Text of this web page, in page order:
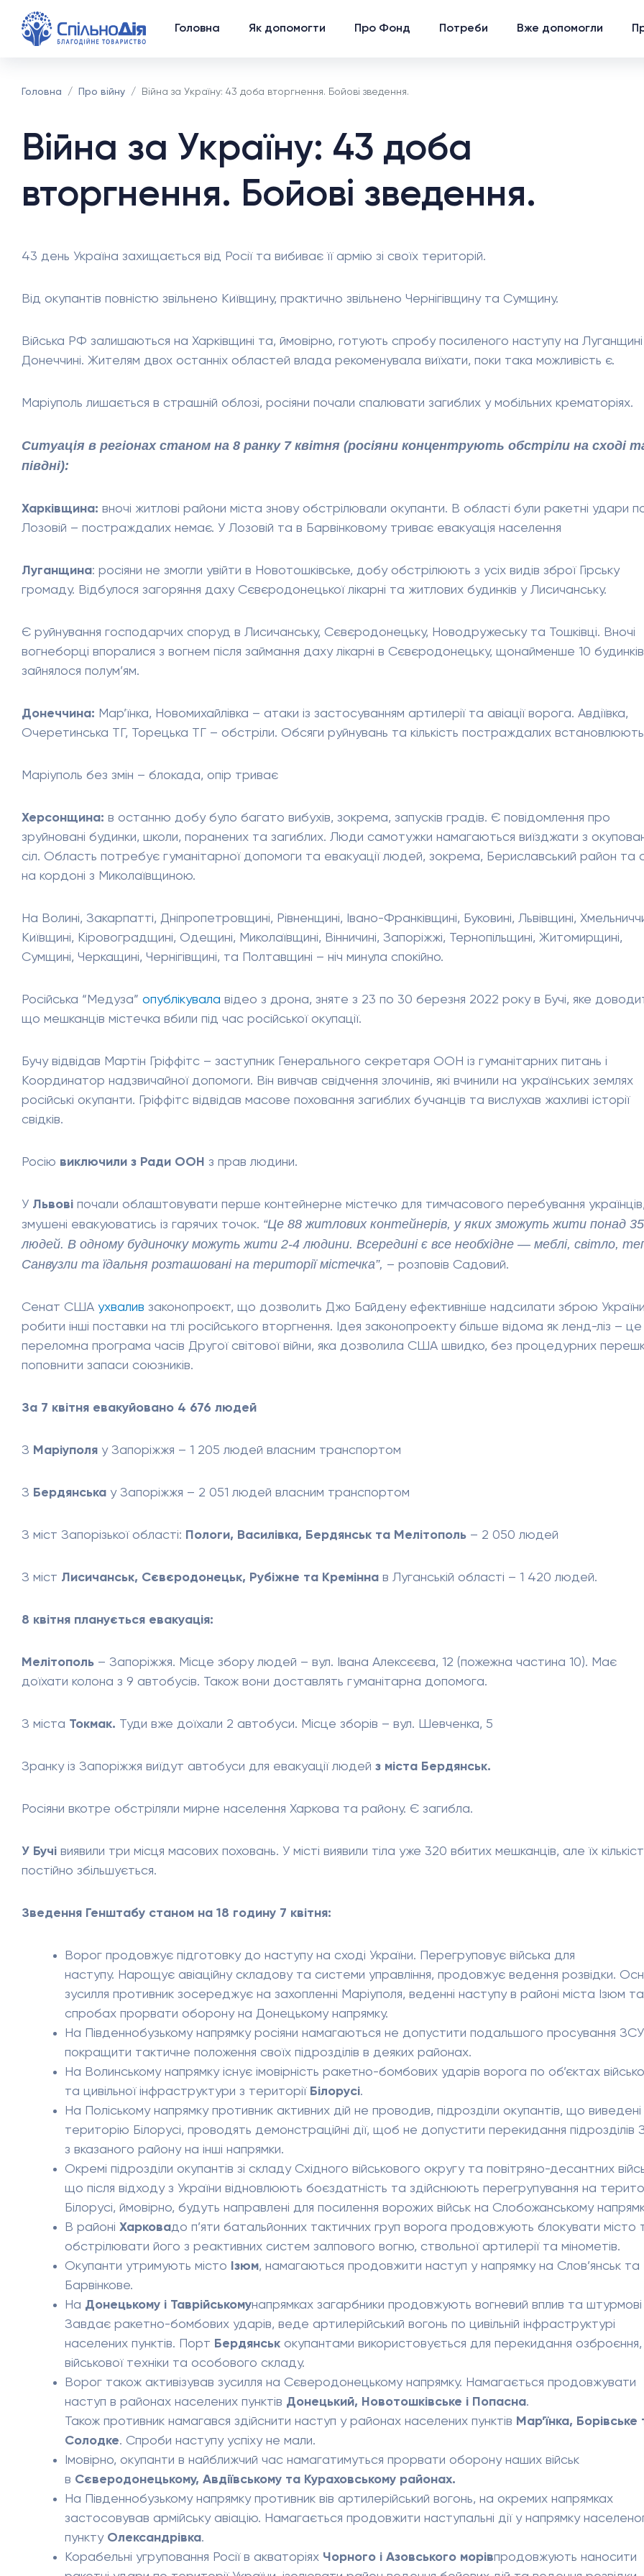
Головна Як допомогти Про Фонд Потреби Вже допомогли
Головна Про війну Війна за Україну: 43 доба вторгнення. Бойові зведення.
Війна за Україну: 43 доба
вторгнення. Бойові зведення.
43 день Україна захищається від Росії та вибиває її армію зі своїх територій.
Від окупантів повністю звільнено Київщину, практично звільнено Чернігівщину та Сумщину.
Війська РФ залишаються на Харківщині та, ймовірно, готують спробу посиленого наступу на
Донеччині. Жителям двох останніх областей влада рекоменувала виїхати, поки така можливість є.
Маріуполь лишається в страшній облозі, росіяни почали спалювати загиблих у мобільних крематоріях.
Ситуація в регіонах станом на 8 ранку 7 квітня (росіяни концентрують обстріли на сході
півдні):
Харківщина: вночі житлові райони міста знову обстрілювали окупанти. В області були ракетні удари
Лозовій – постраждалих немає. У Лозовій та в Барвінковому триває евакуація населення
Луганщина: росіяни не змогли увійти в Новотошківське, добу обстрілюють з усіх видів зброї Гірську
громаду. Відбулося загоряння даху Сєвєродонецької лікарні та житлових будинків у Лисичанську.
Є руйнування господарчих споруд в Лисичанську, Сєвєродонецьку, Новодружеську та Тошківці. Вночі
вогнеборці впоралися з вогнем після займання даху лікарні в Сєвєродонецьку, щонайменше 10 будинків
зайнялося полум’ям.
Донеччина: Мар’їнка, Новомихайлівка – атаки із застосуванням артилерії та авіації ворога. Авдіївка,
Очеретинська ТГ, Торецька ТГ – обстріли. Обсяги руйнувань та кількість постраждалих
Маріуполь без змін – блокада, опір триває
Херсонщина: в останню добу було багато вибухів, зокрема, запусків градів. Є повідомлення про
зруйновані будинки, школи, поранених та загиблих. Люди самотужки намагаються виїзджати з
сіл. Область потребує гуманітарної допомоги та евакуації людей, зокрема, Бериславський район та
на кордоні з Миколаївщиною.
На Волині, Закарпатті, Дніпропетровщині, Рівненщині, Івано-Франківщині, Буковині, Львівщині,
Київщині, Кіровоградщині, Одещині, Миколаївщині, Вінничині, Запоріжжі, Тернопільщині, Житомирщині,
Сумщині, Черкащині, Чернігівщині, та Полтавщині – ніч минула спокійно.
Російська “Медуза” опублікувала відео з дрона, зняте з 23 по 30 березня 2022 року в Бучі, яке
що мешканців містечка вбили під час російської окупації.
Бучу відвідав Мартін Гріффітс – заступник Генерального секретаря ООН із гуманітарних питань і
Координатор надзвичайної допомоги. Він вивчав свідчення злочинів, які вчинили на українських землях
російські окупанти. Гріффітс відвідав масове поховання загиблих бучанців та вислухав жахливі історії
свідків.
Росію виключили з Ради ООН з прав людини.
У Львові почали облаштовувати перше контейнерне містечко для тимчасового перебування українців,
змушені евакуюватись із гарячих точок. “Це 88 житлових контейнерів, у яких зможуть жити понад
людей. В одному будиночку можуть жити 2-4 людини. Всередині є все необхідне — меблі, світло,
Санвузли та їдальня розташовані на території містечка”, – розповів Садовий.
Сенат США ухвалив законопроєкт, що дозволить Джо Байдену ефективніше надсилати зброю
робити інші поставки на тлі російського вторгнення. Ідея законопроекту більше відома як ленд-ліз – це
переломна програма часів Другої світової війни, яка дозволила США швидко, без процедурних
поповнити запаси союзників.
За 7 квітня евакуйовано 4 676 людей
З Маріуполя у Запоріжжя – 1 205 людей власним транспортом
З Бердянська у Запоріжжя – 2 051 людей власним транспортом
З міст Запорізької області: Пологи, Василівка, Бердянськ та Мелітополь – 2 050 людей
З міст Лисичанськ, Сєвєродонецьк, Рубіжне та Кремінна в Луганській області – 1 420 людей.
8 квітня планується евакуація:
Мелітополь – Запоріжжя. Місце збору людей – вул. Івана Алексєєва, 12 (пожежна частина 10). Має
доїхати колона з 9 автобусів. Також вони доставлять гуманітарна допомога.
З міста Токмак. Туди вже доїхали 2 автобуси. Місце зборів – вул. Шевченка, 5
Зранку із Запоріжжя виїдут автобуси для евакуації людей з міста Бердянськ.
Росіяни вкотре обстріляли мирне населення Харкова та району. Є загибла.
У Бучі виявили три місця масових поховань. У місті виявили тіла уже 320 вбитих мешканців, але їх
постійно збільшується.
Зведення Генштабу станом на 18 годину 7 квітня:
Ворог продовжує підготовку до наступу на сході України. Перегруповує війська для
наступу. Нарощує авіаційну складову та системи управління, продовжує ведення розвідки.
зусилля противник зосереджує на захопленні Маріуполя, веденні наступу в районі міста Ізюм та
спробах прорвати оборону на Донецькому напрямку.
На Південнобузькому напрямку росіяни намагаються не допустити подальшого просування
покращити тактичне положення своїх підрозділів в деяких районах.
На Волинському напрямку існує імовірність ракетно-бомбових ударів ворога по об’єктах
та цивільної інфраструктури з території Білорусі.
На Поліському напрямку противник активних дій не проводив, підрозділи окупантів, що виведені
територію Білорусі, проводять демонстраційні дії, щоб не допустити перекидання підрозділів
з вказаного району на інші напрямки.
Окремі підрозділи окупантів зі складу Східного військового округу та повітряно-десантних
що після відходу з України відновлюють боєздатність та здійснюють перегрупування на
Білорусі, ймовірно, будуть направлені для посилення ворожих військ на Слобожанському
В районі Харковадо п’яти батальйонних тактичних груп ворога продовжують блокувати місто
обстрілювати його з реактивних систем залпового вогню, ствольної артилерії та мінометів.
Окупанти утримують місто
Ізюм, намагаються продовжити наступ у напрямку на Слов’янськ та
Барвінкове.
На Донецькому і Таврійськомунапрямках загарбники продовжують вогневий вплив та штурмові
Завдає ракетно-бомбових ударів, веде артилерійський вогонь по цивільній інфраструктурі
населених пунктів. Порт Бердянськ окупантами використовується для перекидання озброєння,
військової техніки та особового складу.
Ворог також активізував зусилля на Сєверодонецькому напрямку. Намагається продовжувати
наступ в районах населених пунктів Донецький, Новотошківське і Попасна.
Також противник намагався здійснити наступ у районах населених пунктів Мар’їнка, Борівське
Солодке. Спроби наступу успіху не мали.
Імовірно, окупанти в найближчий час намагатимуться прорвати оборону наших військ
в Сєверодонецькому, Авдіївському та Кураховському районах.
На Південнобузькому напрямку противник вів артилерійський вогонь, на окремих напрямках
застосовував армійську авіацію. Намагається продовжити наступальні дії у напрямку
пункту Олександрівка.
Корабельні угруповання Росії в акваторіях Чорного і Азовського морівпродовжують наносити